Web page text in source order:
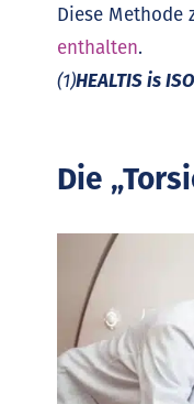
Diese Methode
enthalten.
(1)HEALTIS is
Die